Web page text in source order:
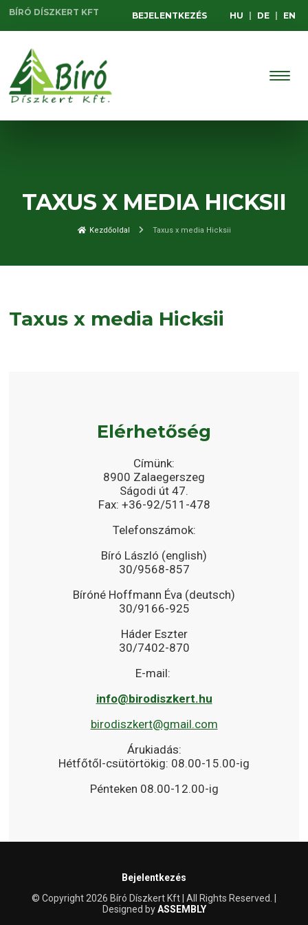
BÍRÓ DÍSZKERT KFT BEJELENTKEZÉS HU DE EN
TAXUS X MEDIA HICKSII
Kezdőoldal Taxus x media Hicksii
Taxus x media Hicksii
Elérhetőség
Címünk:
8900 Zalaegerszeg
Ságodi út 47.
Fax: +36-92/511-478
Telefonszámok:
Bíró László (english)
30/9568-857
Bíróné Hoffmann Éva (deutsch)
30/9166-925
Háder Eszter
30/7402-870
E-mail:
info@birodiszkert.hu
birodiszkert@gmail.com
Árukiadás:
Hétfőtől-csütörtökig: 08.00-15.00-ig
Pénteken 08.00-12.00-ig
Bejelentkezés
© Copyright 2026 Bíró Díszkert Kft | All Rights Reserved. |
Designed byASSEMBLY